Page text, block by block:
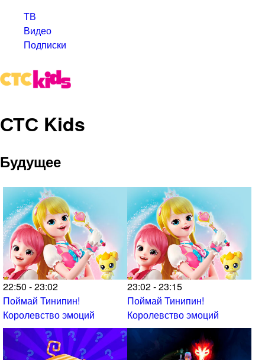
ТВ
Видео
Подписки
СТС Kids
Будущее
22:50 - 23:02
Поймай Тинипин!
Королевство эмоций
23:02 - 23:15
Поймай Тинипин!
Королевство эмоций